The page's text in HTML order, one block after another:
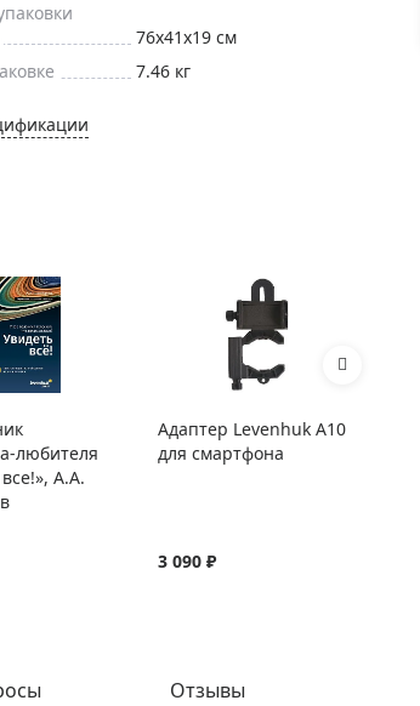
Фотооборудование
76x41x19 см
7.46 кг
любителя
А.А.
Адаптер Levenhuk A10
для смартфона
3 090 ₽
Отзывы